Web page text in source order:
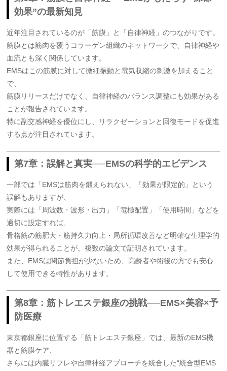
効果”の最新知見
近年注目されているのが「筋膜」と「自律神経」のつながりです。
筋膜とは筋肉を覆うコラーゲン組織のネットワークで、自律神経や
血流とも深く関係しています。
EMSはこの筋膜に対して微細振動と電気収縮の刺激を加えること
で、
筋膜リリースだけでなく、自律神経のバランス調整にも効果がある
ことが報告されています。
特に副交感神経を優位にし、リラクゼーションと回復モードを促進
する点が注目されています。
第7章：誤解と真実──EMSの科学的エビデンス
一部では「EMSは筋肉を鍛えられない」「効果が限定的」という
誤解もありますが、
実際には「周波数・波形・出力」「電極配置」「使用時間」などを
適切に設定すれば、
骨格筋の筋肥大・筋持久力向上・局所循環改善など明確な生理学的
効果が得られることが、複数の論文で証明されています。
また、EMSは関節負担が少ないため、高齢者や術後の方でも安心
して使用できる特性があります。
第8章：筋トレエステ銀座の挑戦──EMS×美容×予
防医療
東京都銀座に位置する「筋トレエステ銀座」では、最新のEMS機
器と筋膜ケア、
さらには内臓リフレや自律神経アプローチを統合した“統合型EMS